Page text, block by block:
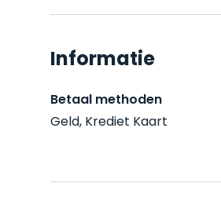
Informatie
Betaal methoden
Geld, Krediet Kaart